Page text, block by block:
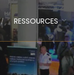
RESSOURCES